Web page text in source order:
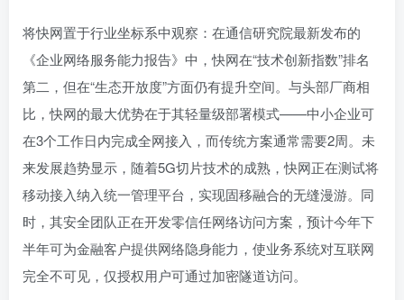
将快网置于行业坐标系中观察：在通信研究院最新发布的
《企业网络服务能力报告》中，快网在“技术创新指数”排名
第二，但在“生态开放度”方面仍有提升空间。与头部厂商相
比，快网的最大优势在于其轻量级部署模式——中小企业可
在3个工作日内完成全网接入，而传统方案通常需要2周。未
来发展趋势显示，随着5G切片技术的成熟，快网正在测试将
移动接入纳入统一管理平台，实现固移融合的无缝漫游。同
时，其安全团队正在开发零信任网络访问方案，预计今年下
半年可为金融客户提供网络隐身能力，使业务系统对互联网
完全不可见，仅授权用户可通过加密隧道访问。